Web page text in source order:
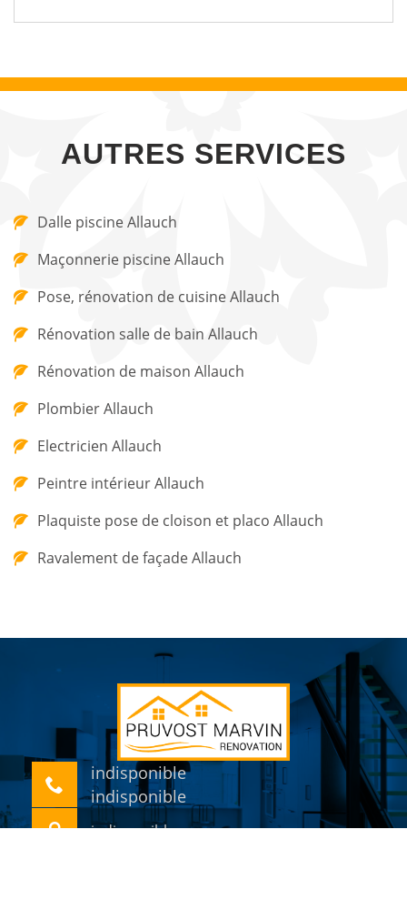
AUTRES SERVICES
Dalle piscine Allauch
Maçonnerie piscine Allauch
Pose, rénovation de cuisine Allauch
Rénovation salle de bain Allauch
Rénovation de maison Allauch
Plombier Allauch
Electricien Allauch
Peintre intérieur Allauch
Plaquiste pose de cloison et placo Allauch
Ravalement de façade Allauch
indisponible
indisponible
indisponible